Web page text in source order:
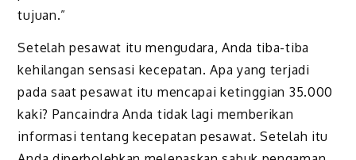
tujuan.”
Setelah pesawat itu mengudara, Anda tiba-tiba
kehilangan sensasi kecepatan. Apa yang terjadi
pada saat pesawat itu mencapai ketinggian 35.000
kaki? Pancaindra Anda tidak lagi memberikan
informasi tentang kecepatan pesawat. Setelah itu